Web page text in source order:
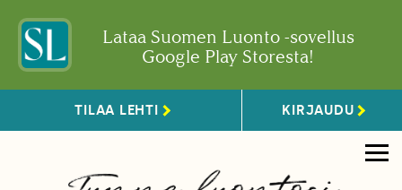
Lataa Suomen Luonto -sovellus
Google Play Storesta!
TILAA LEHTI KIRJAUDU